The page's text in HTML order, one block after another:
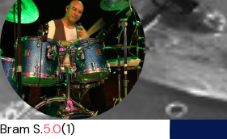
Bram S.5.0(1)